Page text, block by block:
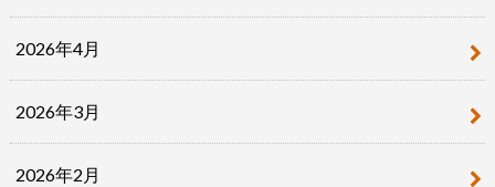
2026年4月
2026年3月
2026年2月